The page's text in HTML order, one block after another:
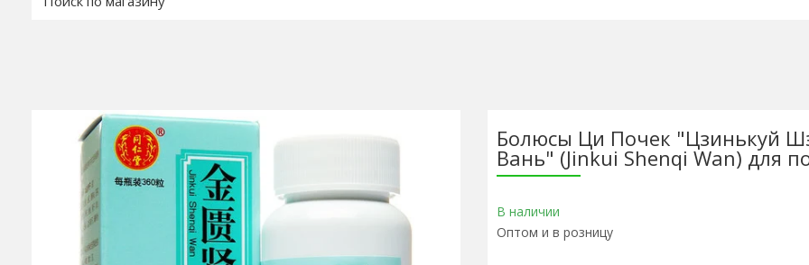
Болюсы Ци Почек "Цзинькуй
Вань" (Jinkui Shenqi Wan) для
В наличии
Оптом и в розницу